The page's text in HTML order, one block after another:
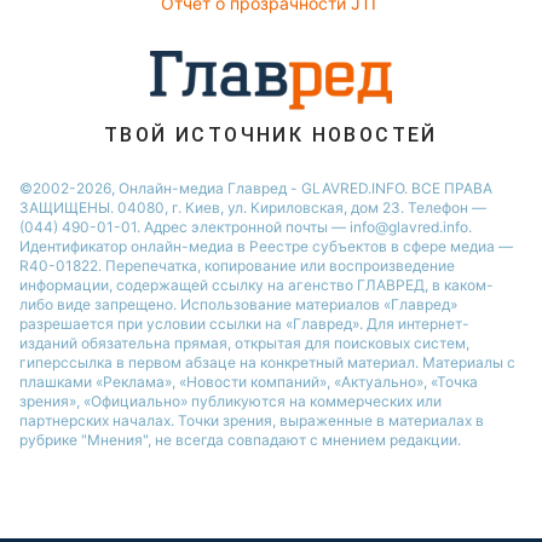
ТВОЙ ИСТОЧНИК НОВОСТЕЙ
©2002-2026, Онлайн-медиа Главред - GLAVRED.INFO. ВСЕ ПРАВА
ЗАЩИЩЕНЫ. 04080, г. Киев, ул. Кириловская, дом 23. Телефон —
(044) 490-01-01. Адрес электронной почты — info@glavred.info.
Идентификатор онлайн-медиа в Реестре cубъектов в сфере медиа —
R40-01822. Перепечатка, копирование или воспроизведение
информации, содержащей ссылку на агенство ГЛАВРЕД, в каком-
либо виде запрещено. Использование материалов «Главред»
разрешается при условии ссылки на «Главред». Для интернет-
изданий обязательна прямая, открытая для поисковых систем,
гиперссылка в первом абзаце на конкретный материал. Материалы с
плашками «Реклама», «Новости компаний», «Актуально», «Точка
зрения», «Официально» публикуются на коммерческих или
партнерских началах. Точки зрения, выраженные в материалах в
рубрике "Мнения", не всегда совпадают с мнением редакции.